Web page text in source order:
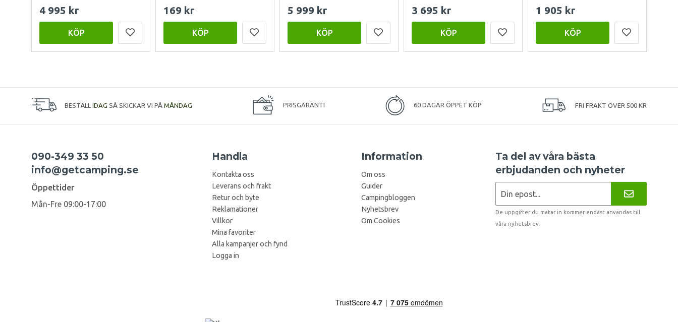
4 995 kr
KÖP
169 kr
KÖP
5 999 kr
KÖP
3 695 kr
KÖP
1 905 kr
KÖP
BESTÄLL IDAG SÅ SKICKAR VI PÅ MÅNDAG PRISGARANTI 60 DAGAR ÖPPET KÖP FRI FRAKT ÖVER 500 KR
090-349 33 50
info@getcamping.se
Öppettider
Mån-Fre 09:00-17:00
Handla
Kontakta oss
Leverans och frakt
Retur och byte
Reklamationer
Villkor
Mina favoriter
Alla kampanjer och fynd
Logga in
Information
Om oss
Guider
Campingbloggen
Nyhetsbrev
Om Cookies
Ta del av våra bästa
erbjudanden och nyheter
De uppgifter du matar in kommer endast användas till
våra nyhetsbrev.